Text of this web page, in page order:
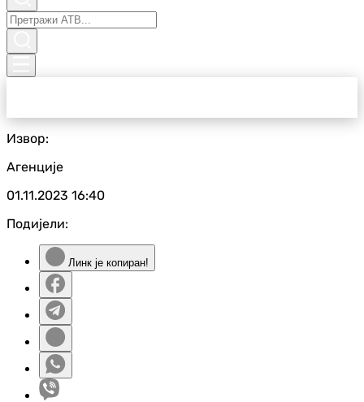
Извор:
Агенције
01.11.2023 16:40
Подијели:
Линк је копиран!